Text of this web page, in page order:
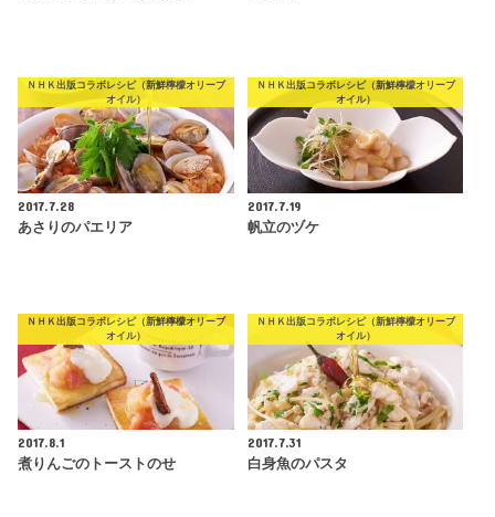
ＮＨＫ出版コラボレシピ（新鮮檸檬オリーブ
オイル）
2017.7.28
あさりのパエリア
ＮＨＫ出版コラボレシピ（新鮮檸檬オリーブ
オイル）
2017.7.19
帆立のヅケ
ＮＨＫ出版コラボレシピ（新鮮檸檬オリーブ
オイル）
2017.8.1
煮りんごのトーストのせ
ＮＨＫ出版コラボレシピ（新鮮檸檬オリーブ
オイル）
2017.7.31
白身魚のパスタ